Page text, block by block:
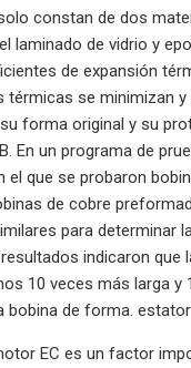
constan de dos
laminado de vidrio y
de expansión
térmicas se minimizan y
forma original y su
En un programa de
el que se probaron
de cobre
para determinar
indicaron que
10 veces más larga y
bobina de forma.
EC es un factor